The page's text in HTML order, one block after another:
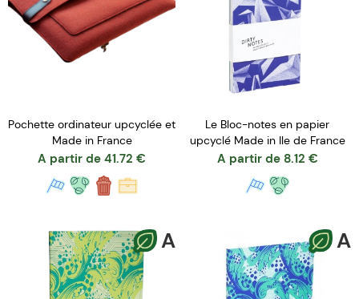
Pochette ordinateur upcyclée et
Made in France
A partir de 41.72 €
Le Bloc-notes en papier
upcyclé Made in Ile de France
A partir de 8.12 €
A A